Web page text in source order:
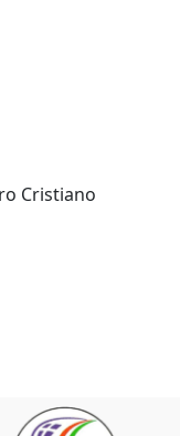
Cristiano